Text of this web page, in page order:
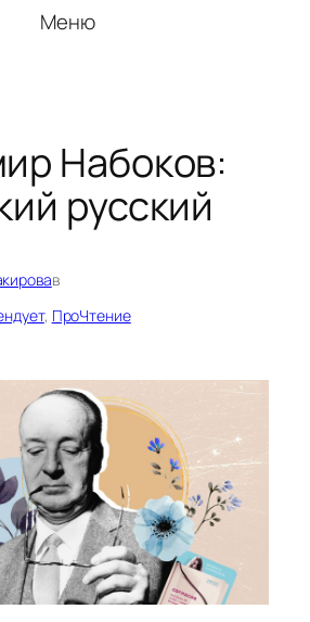
Меню
Набоков:
русский
в
, ПроЧтение